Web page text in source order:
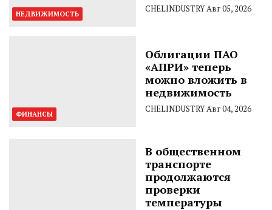
НЕДВИЖИМОСТЬ CHELINDUSTRYАвг 05, 2026
ФИНАНСЫ
Облигации ПАО
«АПРИ» теперь
можно вложить в
недвижимость
CHELINDUSTRYАвг 04, 2026
В общественном
транспорте
продолжаются
проверки
температуры